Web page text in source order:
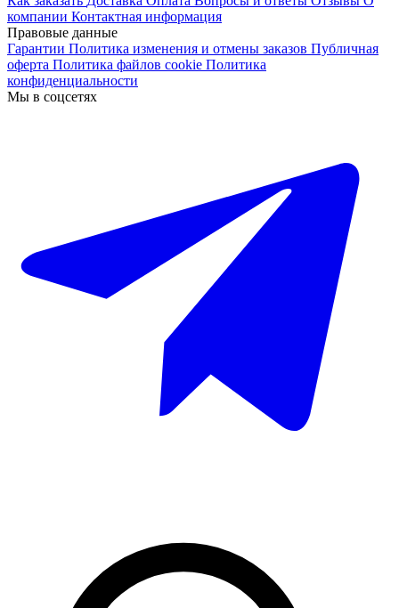
компании Контактная информация
Правовые данные
Гарантии Политика изменения и отмены заказов Публичная
оферта Политика файлов cookie Политика
конфиденциальности
Мы в соцсетях